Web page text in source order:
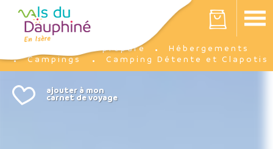
Votre panier est vide
Je prépare
Hébergements
Campings
Camping Détente et Clapotis
Panneau de gestion des cookies